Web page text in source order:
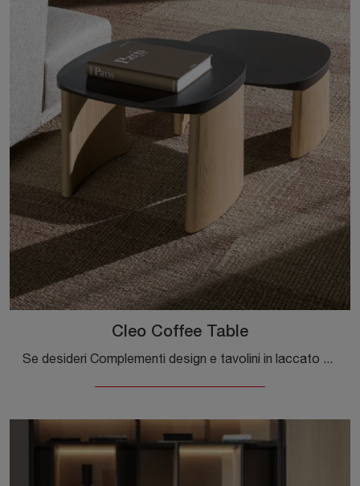
Cleo Coffee Table
Se desideri Complementi design e tavolini in laccato scopri di più sul modello Cleo Coffee Table del brand Molteni & C.